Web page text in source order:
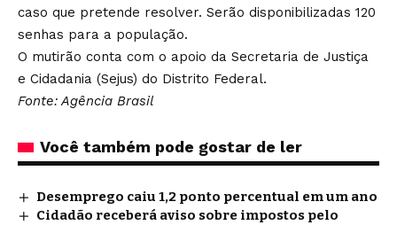
caso que pretende resolver. Serão disponibilizadas 120
senhas para a população.
O mutirão conta com o apoio da Secretaria de Justiça
e Cidadania (Sejus) do Distrito Federal.
Fonte: Agência Brasil
Você também pode gostar de ler
Desemprego caiu 1,2 ponto percentual em um ano
Cidadão receberá aviso sobre impostos pelo